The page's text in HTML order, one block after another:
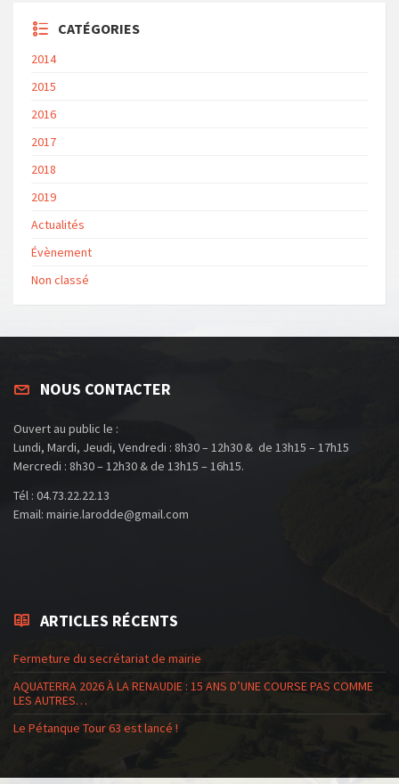
CATÉGORIES
2014
2015
2016
2017
2018
2019
Actualités
Évènement
Non classé
NOUS CONTACTER
Ouvert au public le :
Lundi, Mardi, Jeudi, Vendredi : 8h30 – 12h30 & de 13h15 – 17h15
Mercredi : 8h30 – 12h30 & de 13h15 – 16h15.
Tél : 04.73.22.22.13
Email: mairie.larodde@gmail.com
ARTICLES RÉCENTS
Fermeture du secrétariat de mairie
AQUATERRA 2026 À LA RENAUDIE : 15 ANS D’UNE COURSE PAS COMME
LES AUTRES…
Le Pétanque Tour 63 est lancé !